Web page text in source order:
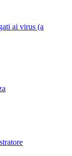
ai virus (a